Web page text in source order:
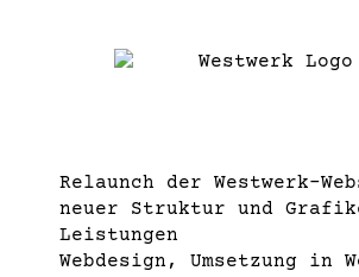
Relaunch der Westwerk-
neuer Struktur und
Leistungen
Webdesign, Umsetzung in